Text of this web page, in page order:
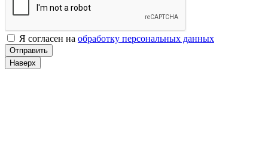
Я согласен на обработку персональных данных
Наверх